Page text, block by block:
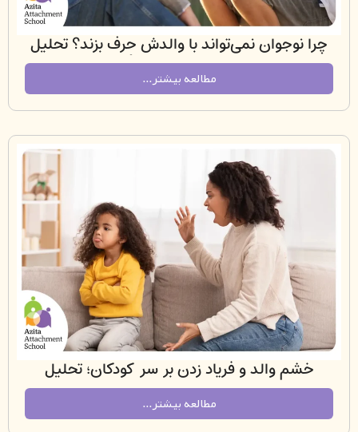
نمی‌تواند با والدش حرف بزند؟ تحلیل
شرم و ترس در رابطهٔ نوجوان–والد
مطالعه بیشتر...
والد و فریاد زدن بر سر کودکان؛ تحلیل
دلبستگی، بدن و تنظیم هیجان
مطالعه بیشتر...